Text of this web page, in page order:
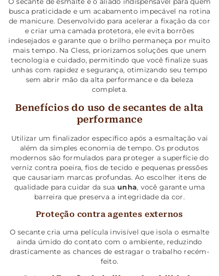
busca praticidade e um acabamento impecável na rotina
de manicure. Desenvolvido para acelerar a fixação da cor
e criar uma camada protetora, ele evita borrões
indesejados e garante que o brilho permaneça por muito
mais tempo. Na Cless, priorizamos soluções que unem
tecnologia e cuidado, permitindo que você finalize suas
unhas com rapidez e segurança, otimizando seu tempo
sem abrir mão da alta performance e da beleza
completa.
Benefícios do uso de secantes de alta
performance
Utilizar um finalizador específico após a esmaltação vai
além da simples economia de tempo. Os produtos
modernos são formulados para proteger a superfície do
verniz contra poeira, fios de tecido e pequenas pressões
que causariam marcas profundas. Ao escolher itens de
qualidade para cuidar da sua unha, você garante uma
barreira que preserva a integridade da cor.
Proteção contra agentes externos
O secante cria uma película invisível que isola o esmalte
ainda úmido do contato com o ambiente, reduzindo
drasticamente as chances de estragar o trabalho recém-
feito.